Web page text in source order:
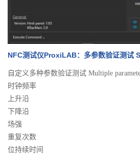
NFC测试仪ProxiLAB：多参数验证测试
自定义多种参数验证测试 Multiple
时钟频率
上升沿
下降沿
场强
重复次数
位持续时间